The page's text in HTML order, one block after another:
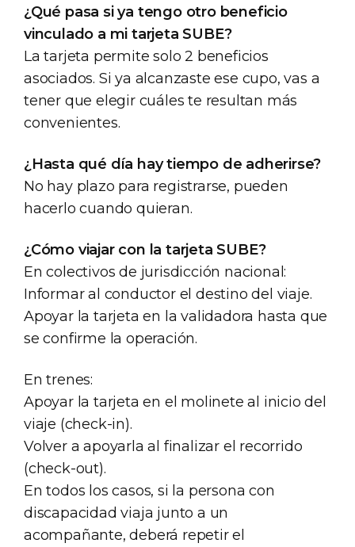
¿Qué pasa si ya tengo otro beneficio
vinculado a mi tarjeta SUBE?
La tarjeta permite solo 2 beneficios
asociados. Si ya alcanzaste ese cupo, vas a
tener que elegir cuáles te resultan más
convenientes.
¿Hasta qué día hay tiempo de adherirse?
No hay plazo para registrarse, pueden
hacerlo cuando quieran.
¿Cómo viajar con la tarjeta SUBE?
En colectivos de jurisdicción nacional:
Informar al conductor el destino del viaje.
Apoyar la tarjeta en la validadora hasta que
se confirme la operación.
En trenes:
Apoyar la tarjeta en el molinete al inicio del
viaje (check-in).
Volver a apoyarla al finalizar el recorrido
(check-out).
En todos los casos, si la persona con
discapacidad viaja junto a un
acompañante, deberá repetir el